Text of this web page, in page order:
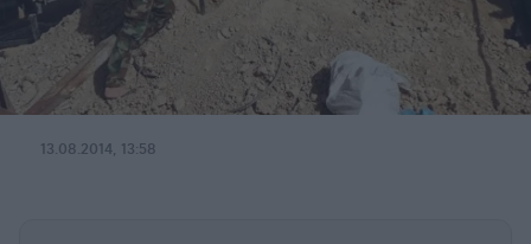
13.08.2014, 13:58